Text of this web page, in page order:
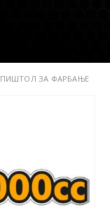
ПИШТОЛ ЗА ФАРБАЊЕ